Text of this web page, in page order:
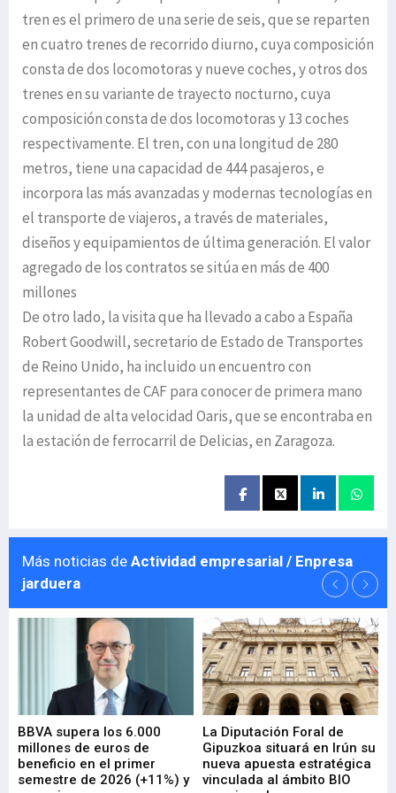
tren es el primero de una serie de seis, que se reparten
en cuatro trenes de recorrido diurno, cuya composición
consta de dos locomotoras y nueve coches, y otros dos
trenes en su variante de trayecto nocturno, cuya
composición consta de dos locomotoras y 13 coches
respectivamente. El tren, con una longitud de 280
metros, tiene una capacidad de 444 pasajeros, e
incorpora las más avanzadas y modernas tecnologías en
el transporte de viajeros, a través de materiales,
diseños y equipamientos de última generación. El valor
agregado de los contratos se sitúa en más de 400
millones
De otro lado, la visita que ha llevado a cabo a España
Robert Goodwill, secretario de Estado de Transportes
de Reino Unido, ha incluido un encuentro con
representantes de CAF para conocer de primera mano
la unidad de alta velocidad Oaris, que se encontraba en
la estación de ferrocarril de Delicias, en Zaragoza.
Más noticias de Actividad empresarial / Enpresa
jarduera
BBVA supera los 6.000
millones de euros de
beneficio en el primer
semestre de 2026 (+11%) y
La Diputación Foral de
Gipuzkoa situará en Irún su
nueva apuesta estratégica
vinculada al ámbito BIO